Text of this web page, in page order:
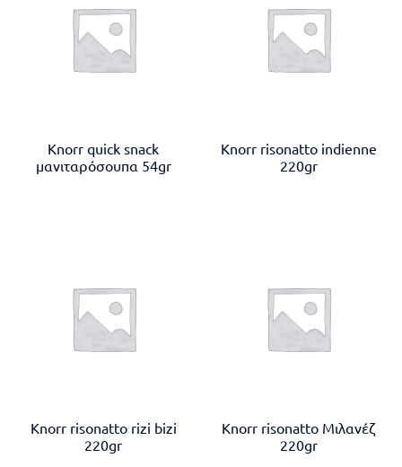
Knorr quick snack
μανιταρόσουπα 54gr
Knorr risonatto indienne
220gr
Knorr risonatto rizi bizi
220gr
Knorr risonatto Μιλανέζ
220gr